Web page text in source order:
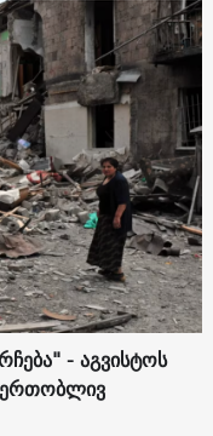
- აგვისტოს
ერთობლივ